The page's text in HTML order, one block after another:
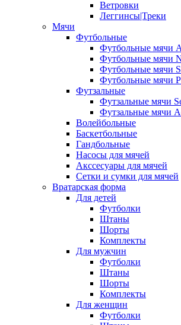
Ветровки
Леггинсы|Треки
Мячи
Футбольные
Футбольные мячи
Футбольные мячи
Футбольные мячи
Футбольные мячи
Футзальные
Футзальные мячи
Футзальные мячи
Волейбольные
Баскетбольные
Гандбольные
Насосы для мячей
Акссесуары для мячей
Сетки и сумки для мячей
Вратарская форма
Для детей
Футболки
Штаны
Шорты
Комплекты
Для мужчин
Футболки
Штаны
Шорты
Комплекты
Для женщин
Футболки